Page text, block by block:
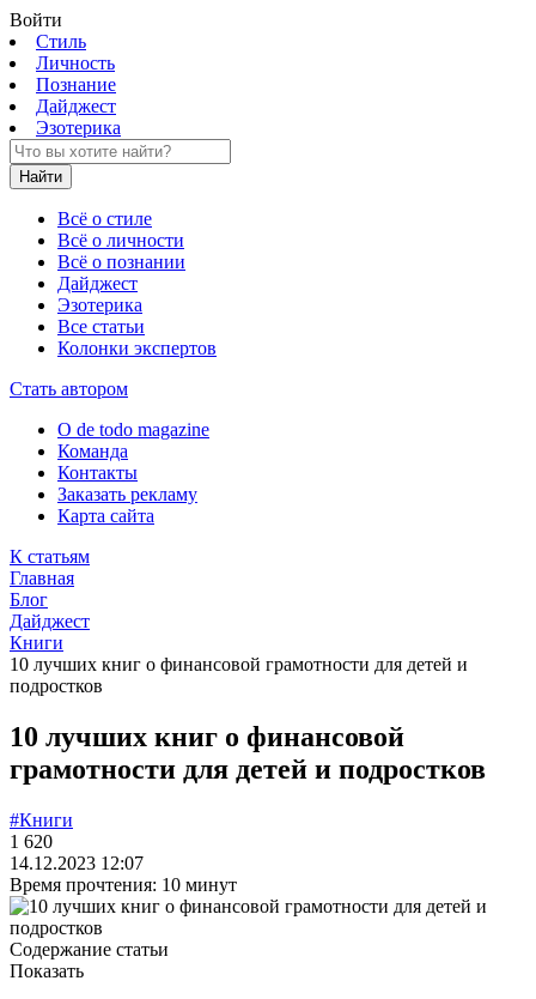
Войти
Стиль
Личность
Познание
Дайджест
Эзотерика
Найти
Всё о стиле
Всё о личности
Всё о познании
Дайджест
Эзотерика
Все статьи
Колонки экспертов
Стать автором
О de todo magazine
Команда
Контакты
Заказать рекламу
Карта сайта
К статьям
Главная
Блог
Дайджест
Книги
10 лучших книг о финансовой грамотности для детей и
подростков
10 лучших книг о финансовой
грамотности для детей и подростков
#Книги
1 620
14.12.2023 12:07
Время прочтения: 10 минут
Содержание статьи
Показать